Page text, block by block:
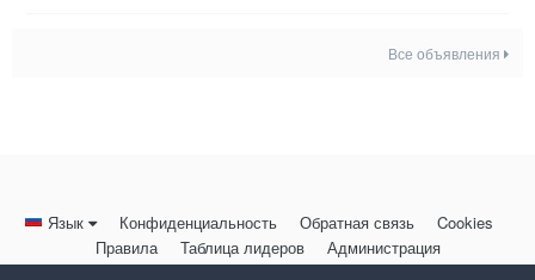
Все объявления
Язык Конфиденциальность Обратная связь
Cookies
Правила
Таблица лидеров Администрация